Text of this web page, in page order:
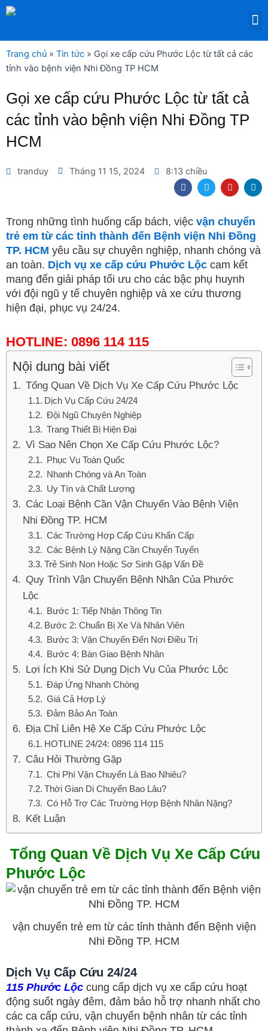
Nhảy
dung
Trang chủ » Tin tức » Gọi xe cấp cứu Phước Lộc từ tất cả các
tỉnh vào bệnh viện Nhi Đồng TP HCM
Gọi xe cấp cứu Phước Lộc từ tất cả
các tỉnh vào bệnh viện Nhi Đồng TP
HCM
tranduy Tháng 11 15, 2024 8:13 chiều
F
a
c
b
o
o
k
T
w
i
t
e
r
Y
o
u
u
b
e
L
i
n
e
d
i
n
Trong những tình huống cấp bách, việc vận chuyển
trẻ em từ các tỉnh thành đến Bệnh viện Nhi Đồng
TP. HCM yêu cầu sự chuyên nghiệp, nhanh chóng và
an toàn. Dịch vụ xe cấp cứu Phước Lộc cam kết
mang đến giải pháp tối ưu cho các bậc phụ huynh
với đội ngũ y tế chuyên nghiệp và xe cứu thương
hiện đại, phục vụ 24/24.
HOTLINE: 0896 114 115
Nội dung bài viết
Tổng Quan Về Dịch Vụ Xe Cấp Cứu Phước Lộc
Dịch Vụ Cấp Cứu 24/24
Đội Ngũ Chuyên Nghiệp
Trang Thiết Bị Hiện Đại
Vì Sao Nên Chọn Xe Cấp Cứu Phước Lộc?
Phục Vụ Toàn Quốc
Nhanh Chóng và An Toàn
Uy Tín và Chất Lượng
Các Loại Bệnh Cần Vận Chuyển Vào Bệnh Viện
Nhi Đồng TP. HCM
Các Trường Hợp Cấp Cứu Khẩn Cấp
Các Bệnh Lý Nặng Cần Chuyển Tuyến
Trẻ Sinh Non Hoặc Sơ Sinh Gặp Vấn Đề
Quy Trình Vận Chuyển Bệnh Nhân Của Phước
Lộc
Bước 1: Tiếp Nhận Thông Tin
Bước 2: Chuẩn Bị Xe Và Nhân Viên
Bước 3: Vận Chuyển Đến Nơi Điều Trị
Bước 4: Bàn Giao Bệnh Nhân
Lợi Ích Khi Sử Dụng Dịch Vụ Của Phước Lộc
Đáp Ứng Nhanh Chóng
Giá Cả Hợp Lý
Đảm Bảo An Toàn
Địa Chỉ Liên Hệ Xe Cấp Cứu Phước Lộc
HOTLINE 24/24: 0896 114 115
Câu Hỏi Thường Gặp
Chi Phí Vận Chuyển Là Bao Nhiêu?
Thời Gian Di Chuyển Bao Lâu?
Có Hỗ Trợ Các Trường Hợp Bệnh Nhân Nặng?
Kết Luận
Tổng Quan Về Dịch Vụ Xe Cấp Cứu
Phước Lộc
vận chuyển trẻ em từ các tỉnh thành đến Bệnh viện
Nhi Đồng TP. HCM
Dịch Vụ Cấp Cứu 24/24
115 Phước Lộc cung cấp dịch vụ xe cấp cứu hoạt
động suốt ngày đêm, đảm bảo hỗ trợ nhanh nhất cho
các ca cấp cứu, vận chuyển bệnh nhân từ các tỉnh